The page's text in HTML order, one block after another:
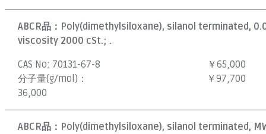
ABCR品： Poly(dimethylsiloxane), silanol terminated,
viscosity 2000 cSt.; .
CAS No: 70131-67-8
分子量(g/mol)：
36,000
￥65,000
￥97,700
ABCR品： Poly(dimethylsiloxane), silanol terminated,